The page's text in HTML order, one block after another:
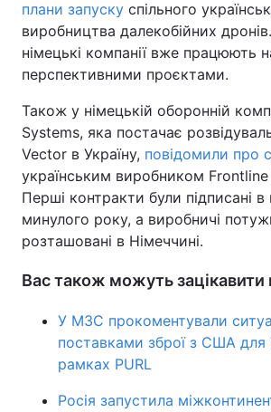
плани запуску спільного
виробництва далекобійних
німецькі компанії вже працюють
перспективними проєктами.
Також у німецькій оборонній
Systems, яка постачає
Vector в Україну, повідомили про
українським виробником
Перші контракти були підписані в
минулого року, а виробничі
розташовані в Німеччині.
Вас також можуть зацікавити
У МЗС прокоментували
поставками зброї з США для
рамках PURL
Росія запустила